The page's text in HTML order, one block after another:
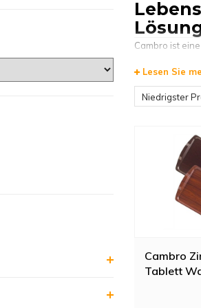
Cambro ist
und höchste
ermöglicht so
HorecaTraders
Das Cambro-
Produkte für
Deckel,
Produkte ihre
Bei
Lösung für Ihr
Lesen Sie
Niedrigster
Cambro
Tablett